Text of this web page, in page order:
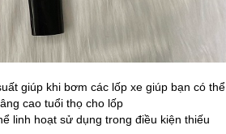
giúp khi bơm các lốp xe giúp bạn có thể
cao tuổi thọ cho lốp
linh hoạt sử dụng trong điều kiện thiếu